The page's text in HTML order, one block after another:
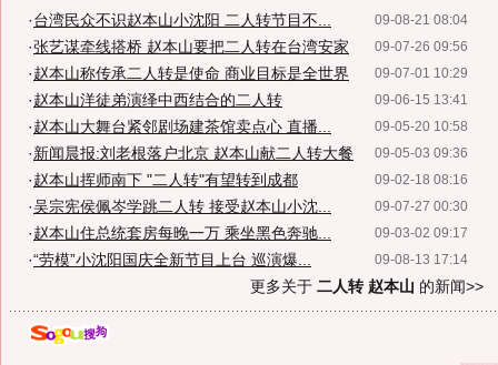
09-08-21 08:04
·台湾民众不识赵本山小沈阳 二人转节目不...
09-07-26 09:56
·张艺谋牵线搭桥 赵本山要把二人转在台湾安家
09-07-01 10:29
·赵本山称传承二人转是使命 商业目标是全世界
09-06-15 13:41
·赵本山洋徒弟演绎中西结合的二人转
09-05-20 10:58
·赵本山大舞台紧邻剧场建茶馆卖点心 直播...
09-05-03 09:36
·新闻晨报:刘老根落户北京 赵本山献二人转大餐
09-02-18 08:16
·赵本山挥师南下 "二人转"有望转到成都
09-07-27 00:30
·吴宗宪侯佩岑学跳二人转 接受赵本山小沈...
09-03-02 09:17
·赵本山住总统套房每晚一万 乘坐黑色奔驰...
09-08-13 17:14
·“劳模”小沈阳国庆全新节目上台 巡演爆...
更多关于 二人转 赵本山 的新闻>>